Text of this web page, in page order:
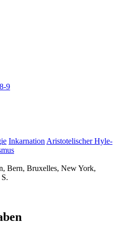
9
Inkarnation Aristotelischer Hyle-
Bern, Bruxelles, New York,